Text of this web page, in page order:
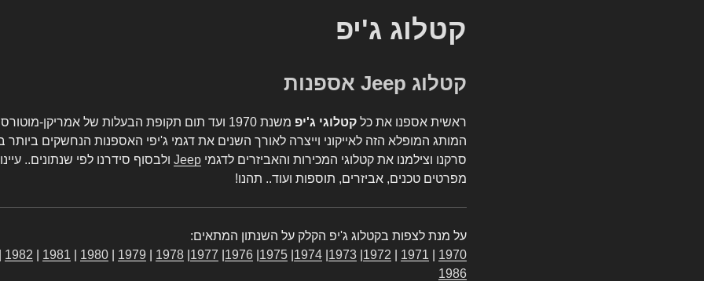
קטלוג ג'יפ
קטלוג Jeep אספנות
ראשית אספנו את כל קטלוגי ג'יפ
משנת 1970 ועד תום תקופת הבעלות של אמריקן-
המותג המופלא הזה לאייקוני וייצרה לאורך השנים את דגמי ג'יפי האספנות הנחשקים
סרקנו וצילמנו את קטלוגי המכירות והאביזרים לדגמי Jeep ולבסוף סידרנו לפי שנתונים..
מפרטים טכנים, אביזרים, תוספות ועוד.. תהנו!
על מנת לצפות בקטלוג ג'יפ הקלק על השנתון המתאים:
1970
1971
1972
1973
1974
1975
1976
1977
1978
1979
1980
1981
1982
1986